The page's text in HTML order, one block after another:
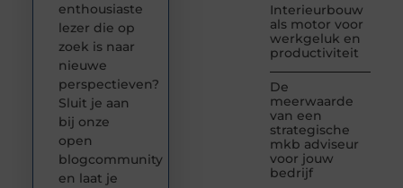
Interieurbouw
als motor voor
werkgeluk en
productiviteit
De
meerwaarde
van een
strategische
mkb adviseur
voor jouw
bedrijf
enthousiaste
lezer die op
zoek is naar
nieuwe
perspectieven?
Sluit je aan
bij onze
open
blogcommunity
en laat je